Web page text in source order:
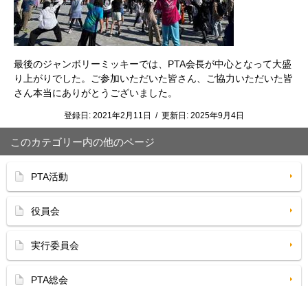
最後のジャンボリーミッキーでは、PTA会長が中心となって大盛
り上がりでした。ご参加いただいた皆さん、ご協力いただいた皆
さん本当にありがとうございました。
登録日: 2021年2月11日 / 更新日: 2025年9月4日
このカテゴリー内の他のページ
PTA活動
役員会
実行委員会
PTA総会